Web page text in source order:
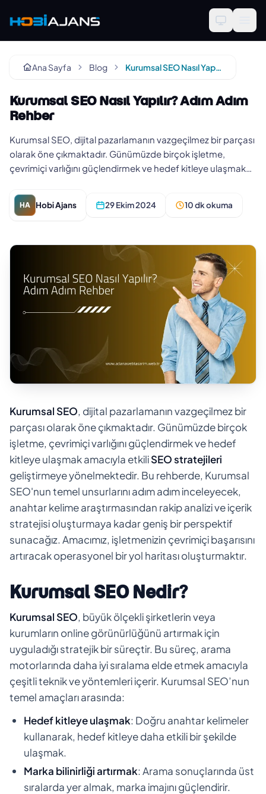
Ana Sayfa Blog Kurumsal SEO Nasıl Yapılır? Adım Adım Rehber
Kurumsal SEO Nasıl Yapılır? Adım Adım
Rehber
Kurumsal SEO, dijital pazarlamanın vazgeçilmez bir parçası
olarak öne çıkmaktadır. Günümüzde birçok işletme,
çevrimiçi varlığını güçlendirmek ve hedef kitleye ulaşmak
HA Hobi Ajans 29 Ekim 2024 10 dk okuma
Kurumsal SEO, dijital pazarlamanın vazgeçilmez bir
parçası olarak öne çıkmaktadır. Günümüzde birçok
işletme, çevrimiçi varlığını güçlendirmek ve hedef
kitleye ulaşmak amacıyla etkiliSEO stratejileri
geliştirmeye yönelmektedir. Bu rehberde, Kurumsal
SEO'nun temel unsurlarını adım adım inceleyecek,
anahtar kelime araştırmasından rakip analizi ve içerik
stratejisi oluşturmaya kadar geniş bir perspektif
sunacağız. Amacımız, işletmenizin çevrimiçi başarısını
artıracak operasyonel bir yol haritası oluşturmaktır.
Kurumsal SEO Nedir?
Kurumsal SEO, büyük ölçekli şirketlerin veya
kurumların online görünürlüğünü artırmak için
uyguladığı stratejik bir süreçtir. Bu süreç, arama
motorlarında daha iyi sıralama elde etmek amacıyla
çeşitli teknik ve yöntemleri içerir. Kurumsal SEO’nun
temel amaçları arasında:
Hedef kitleye ulaşmak: Doğru anahtar kelimeler
kullanarak, hedef kitleye daha etkili bir şekilde
ulaşmak.
Marka bilinirliği artırmak: Arama sonuçlarında üst
sıralarda yer almak, marka imajını güçlendirir.